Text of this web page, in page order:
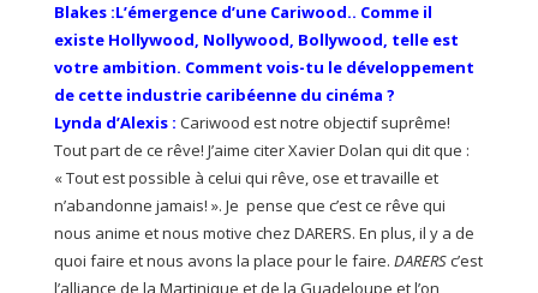
Blakes :L’émergence d’une Cariwood.. Comme il
existe Hollywood, Nollywood, Bollywood, telle est
votre ambition. Comment vois-tu le développement
de cette industrie caribéenne du cinéma ?
Lynda d’Alexis : Cariwood est notre objectif suprême!
Tout part de ce rêve! J’aime citer Xavier Dolan qui dit que :
« Tout est possible à celui qui rêve, ose et travaille et
n’abandonne jamais! ». Je pense que c’est ce rêve qui
nous anime et nous motive chez DARERS. En plus, il y a de
quoi faire et nous avons la place pour le faire. DARERSc’est